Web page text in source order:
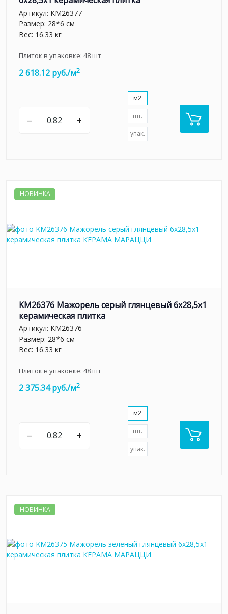
Артикул: KM26377
Размер: 28*6 см
Вес: 16.33 кг
Плиток в упаковке: 48шт
2 618.12 руб./м2
– +
м2
шт.
упак.
НОВИНКА
KM26376 Мажорель серый глянцевый 6x28,5x1
керамическая плитка
Артикул: KM26376
Размер: 28*6 см
Вес: 16.33 кг
Плиток в упаковке: 48шт
2 375.34 руб./м2
– +
м2
шт.
упак.
НОВИНКА